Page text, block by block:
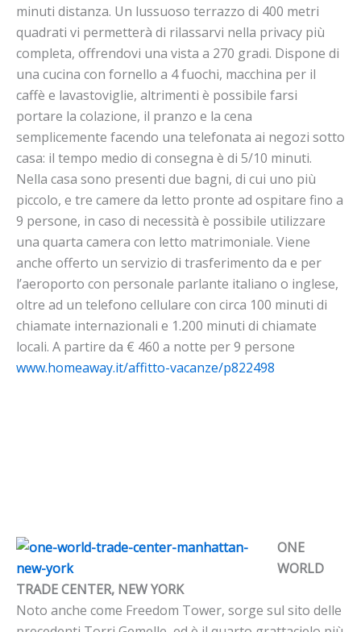
minuti distanza. Un lussuoso terrazzo di 400 metri
quadrati vi permetterà di rilassarvi nella privacy più
completa, offrendovi una vista a 270 gradi. Dispone di
una cucina con fornello a 4 fuochi, macchina per il
caffè e lavastoviglie, altrimenti è possibile farsi
portare la colazione, il pranzo e la cena
semplicemente facendo una telefonata ai negozi sotto
casa: il tempo medio di consegna è di 5/10 minuti.
Nella casa sono presenti due bagni, di cui uno più
piccolo, e tre camere da letto pronte ad ospitare fino a
9 persone, in caso di necessità è possibile utilizzare
una quarta camera con letto matrimoniale. Viene
anche offerto un servizio di trasferimento da e per
l’aeroporto con personale parlante italiano o inglese,
oltre ad un telefono cellulare con circa 100 minuti di
chiamate internazionali e 1.200 minuti di chiamate
locali. A partire da € 460 a notte per 9 persone
www.homeaway.it/affitto-vacanze/p822498
ONE
WORLD
TRADE CENTER, NEW YORK
Noto anche come Freedom Tower, sorge sul sito delle